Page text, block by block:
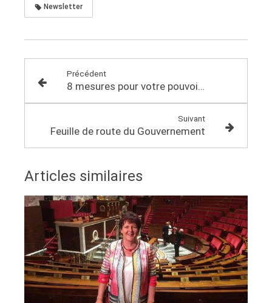
Newsletter
Précédent
8 mesures pour votre pouvoir d'achat
Suivant
Feuille de route du Gouvernement
Articles similaires